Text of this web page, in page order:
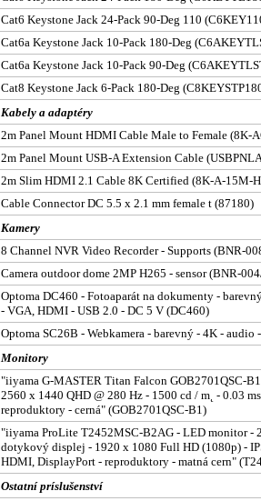
Cat6 Keystone Jack 24-Pack 90-Deg 110
Cat6a Keystone Jack 10-Pack 180-Deg
Cat6a Keystone Jack 10-Pack 90-Deg
Cat8 Keystone Jack 6-Pack 180-Deg
Kabely a adaptéry
2m Panel Mount HDMI Cable Male to Female (8K-
2m Panel Mount USB-A Extension Cable
2m Slim HDMI 2.1 Cable 8K Certified (8K-A-15M-
Cable Connector DC 5.5 x 2.1 mm female t (87180)
Kamery
8 Channel NVR Video Recorder - Supports (BNR-
Camera outdoor dome 2MP H265 - sensor (BNR-
Optoma DC460 - Fotoaparát na dokumenty -
- VGA, HDMI - USB 2.0 - DC 5 V (DC460)
Optoma SC26B - Webkamera - barevný - 4K -
Monitory
"iiyama G-MASTER Titan Falcon GOB2701QSC-
2560 x 1440 QHD @ 280 Hz - 1500 cd / m˛ - 0.03
reproduktory - cerná" (GOB2701QSC-B1)
"iiyama ProLite T2452MSC-B2AG - LED monitor -
dotykový displej - 1920 x 1080 Full HD (1080p) -
HDMI, DisplayPort - reproduktory - matná cern"
Ostatní príslušenství